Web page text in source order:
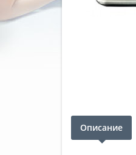
Описание